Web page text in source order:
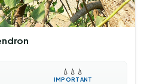
💧 💧 💧
IMPORTANT